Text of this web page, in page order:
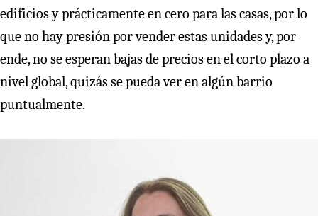
edificios y prácticamente en cero para las casas, por lo
que no hay presión por vender estas unidades y, por
ende, no se esperan bajas de precios en el corto plazo a
nivel global, quizás se pueda ver en algún barrio
puntualmente.